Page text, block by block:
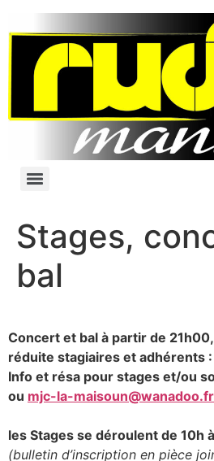
Stages,
bal
Concert et bal à partir de
réduite stagiaires et adhérents
Info et résa pour stages et/ou
ou mjc-la-maisoun@wanadoo.fr
les Stages se déroulent de 10h
(bulletin d’inscription en pièce